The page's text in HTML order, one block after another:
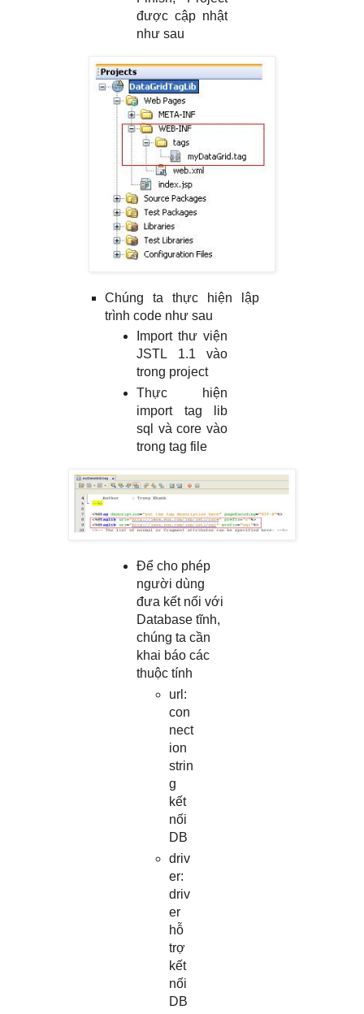
được cập nhật
như sau
Chúng ta thực hiện lập
trình code như sau
Import thư viện
JSTL 1.1 vào
trong project
Thực hiện
import tag lib
sql và core vào
trong tag file
Để cho phép
người dùng
đưa kết nối với
Database tĩnh,
chúng ta cần
khai báo các
thuộc tính
url:
con
nect
ion
strin
g
kết
nối
DB
driv
er:
driv
er
hỗ
trợ
kết
nối
DB